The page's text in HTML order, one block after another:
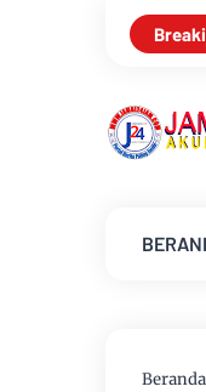
Aroma
Beranda